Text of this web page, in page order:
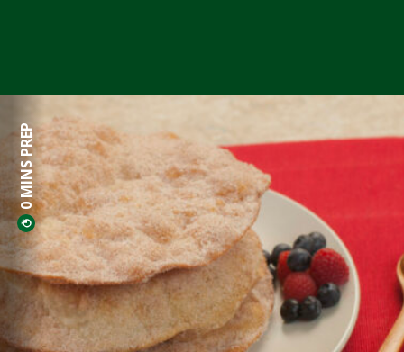
0 MINS PREP